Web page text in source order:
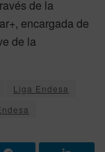
de la
encargada de
de la
Liga Endesa